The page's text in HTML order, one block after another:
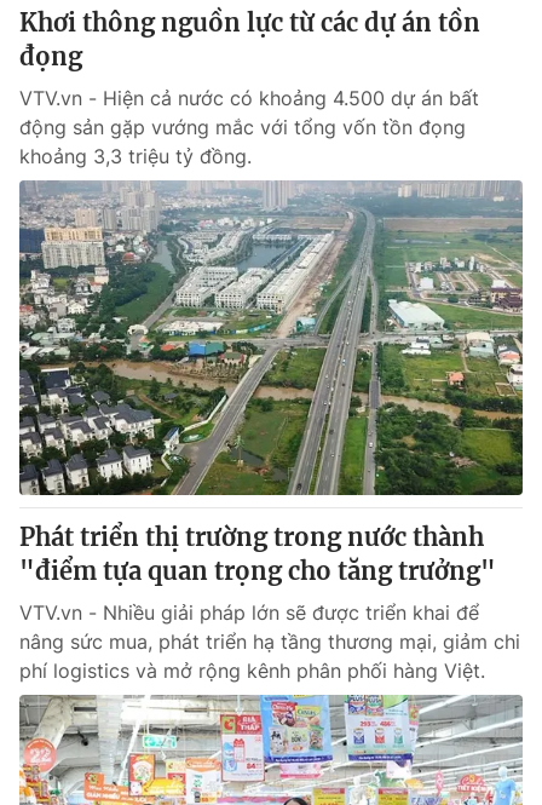
Khơi thông nguồn lực từ các dự án tồn
đọng
VTV.vn - Hiện cả nước có khoảng 4.500 dự án bất
động sản gặp vướng mắc với tổng vốn tồn đọng
khoảng 3,3 triệu tỷ đồng.
Phát triển thị trường trong nước thành
"điểm tựa quan trọng cho tăng trưởng"
VTV.vn - Nhiều giải pháp lớn sẽ được triển khai để
nâng sức mua, phát triển hạ tầng thương mại, giảm chi
phí logistics và mở rộng kênh phân phối hàng Việt.